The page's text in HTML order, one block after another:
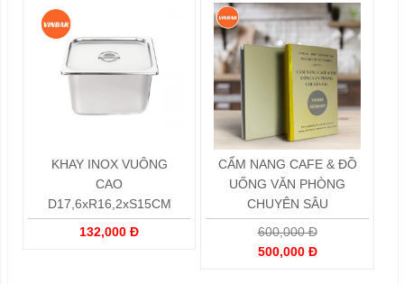
KHAY INOX VUÔNG
CAO
D17,6xR16,2xS15CM
132,000 Đ
CẨM NANG CAFE & ĐỒ
UỐNG VĂN PHÒNG
CHUYÊN SÂU
600,000 Đ
500,000 Đ